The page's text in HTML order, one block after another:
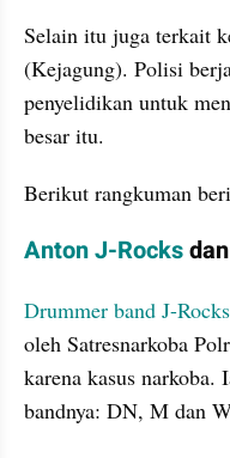
Selain itu juga terkait
(Kejagung). Polisi
penyelidikan untuk
besar itu.
Berikut rangkuman
Anton J-Rocks
Drummer band J-Rocks
oleh Satresnarkoba
karena kasus narkoba.
bandnya: DN, M dan